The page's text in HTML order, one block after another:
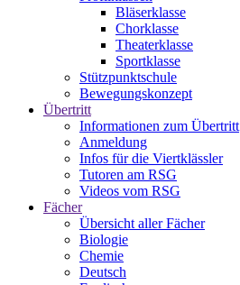
Bläserklasse
Chorklasse
Theaterklasse
Sportklasse
Stützpunktschule
Bewegungskonzept
Übertritt
Informationen zum Übertritt
Anmeldung
Infos für die Viertklässler
Tutoren am RSG
Videos vom RSG
Fächer
Übersicht aller Fächer
Biologie
Chemie
Deutsch